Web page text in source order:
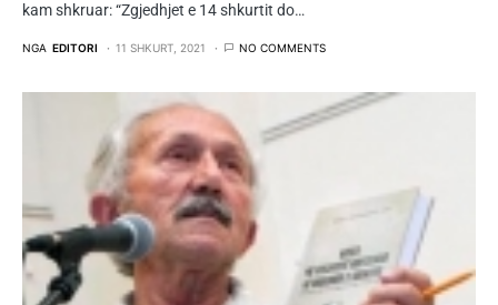
kam shkruar: “Zgjedhjet e 14 shkurtit do…
NGA EDITORI 11 SHKURT, 2021 NO COMMENTS